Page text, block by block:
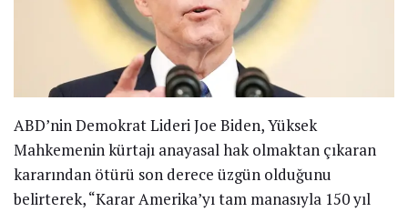
ABD’nin Demokrat Lideri Joe Biden, Yüksek
Mahkemenin kürtajı anayasal hak olmaktan çıkaran
kararından ötürü son derece üzgün olduğunu
belirterek, “Karar Amerika’yı tam manasıyla 150 yıl